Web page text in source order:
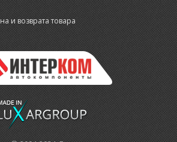
и возврата товара